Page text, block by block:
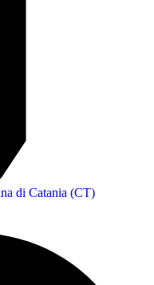
di Catania (CT)